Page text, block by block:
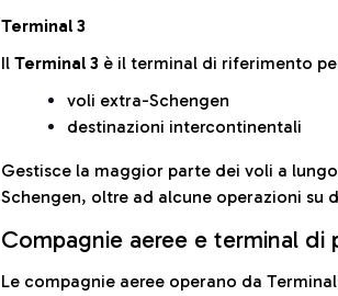
Terminal 3
Il Terminal 3 è il terminal di riferimento
voli extra-Schengen
destinazioni intercontinentali
Gestisce la maggior parte dei voli a
Schengen, oltre ad alcune operazioni su
Compagnie aeree e terminal di
Le compagnie aeree operano da